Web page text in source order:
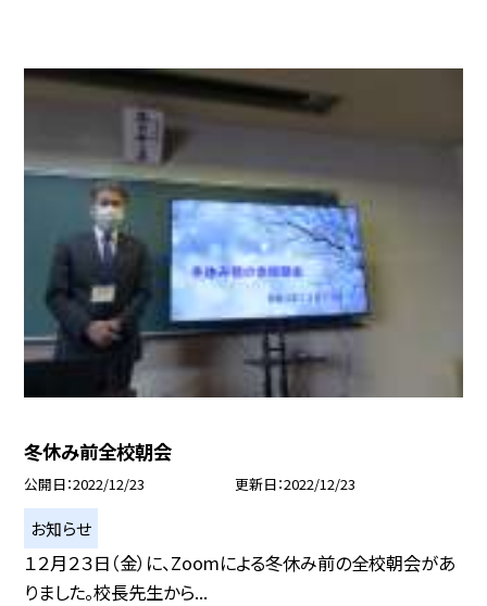
冬休み前全校朝会
公開日 2022/12/23 更新日 2022/12/23
お知らせ
１２月２３日（金）に、Zoomによる冬休み前の全校朝会があ
りました。校長先生から...